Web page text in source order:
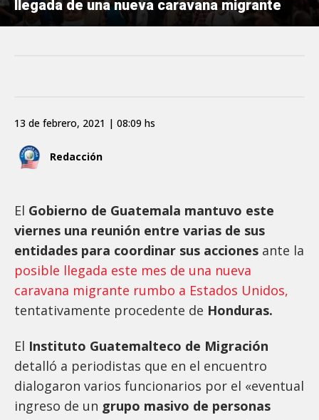
llegada de una nueva caravana migrante
Redacción
13 de febrero, 2021 | 08:09 hs
El Gobierno de Guatemala mantuvo este
viernes una reunión entre varias de sus
entidades para coordinar sus acciones ante la
posible llegada este mes de una nueva
caravana migrante rumbo a Estados Unidos,
tentativamente procedente de Honduras.
El Instituto Guatemalteco de Migración
detalló a periodistas que en el encuentro
dialogaron varios funcionarios por el «eventual
ingreso de un grupo masivo de personas